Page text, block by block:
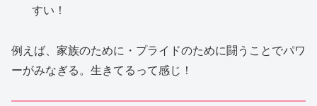
すい！
例えば、家族のために・プライドのために闘うことでパワ
ーがみなぎる。生きてるって感じ！